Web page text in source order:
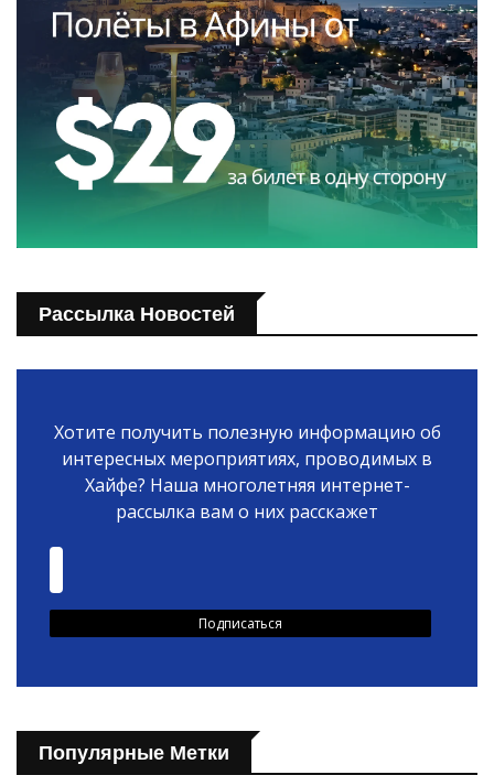
Рассылка Новостей
Хотите получить полезную информацию об
интересных мероприятиях, проводимых в
Хайфе? Наша многолетняя интернет-
рассылка вам о них расскажет
Популярные Метки